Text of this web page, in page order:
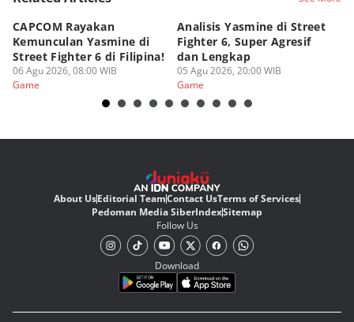
CAPCOM Rayakan
Kemunculan Yasmine di
Street Fighter 6 di Filipina!
06 Agu 2026, 08:00 WIB
Game
Analisis Yasmine di Street
Fighter 6, Super Agresif
dan Lengkap
05 Agu 2026, 20:00 WIB
Game
About UsEditorial TeamContact UsTerms of Services
Pedoman Media SiberIndexSitemap
Follow Us
Download